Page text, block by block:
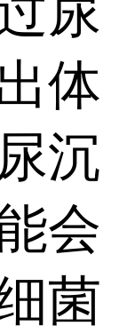
尿
体
沉
会
菌